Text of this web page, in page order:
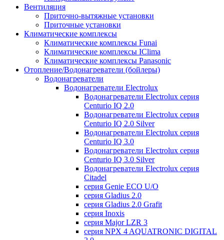
Вентиляция
Приточно-вытяжные установки
Приточные установки
Климатические комплексы
Климатические комплексы Funai
Климатические комплексы IClima
Климатические комплексы Panasonic
Отопление/Водонагреватели (бойлеры)
Водонагреватели
Водонагреватели Electrolux
Водонагреватели Electrolux серия
Centurio IQ 2.0
Водонагреватели Electrolux серия
Centurio IQ 2.0 Silver
Водонагреватели Electrolux серия
Centurio IQ 3.0
Водонагреватели Electrolux серия
Centurio IQ 3.0 Silver
Водонагреватели Electrolux серия
Citadel
серия Genie ECO U/О
серия Gladius 2.0
серия Gladius 2.0 Grafit
серия Inoxis
серия Major LZR 3
серия NPX 4 AQUATRONIC DIGITAL